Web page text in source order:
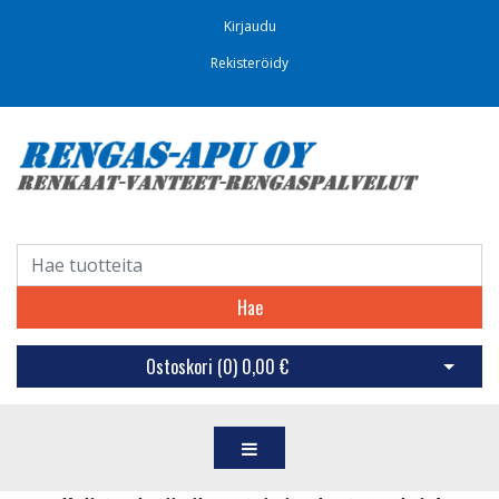
Kirjaudu
Rekisteröidy
Hae
Ostoskori (0) 0,00 € Avaa